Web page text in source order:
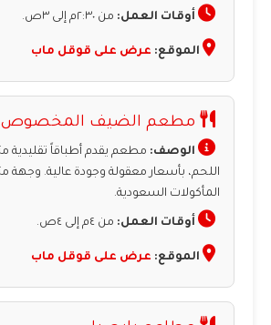
أوقات العمل: من ٢:٣٠م إلى ٣ص.
الموقع: عرض على قوقل ماب
مطعم الضيف المخصوص
الوصف: مطعم يقدم أطباقاً تقليدية
اللحم، بأسعار معقولة وجودة عالية. وجهة
المأكولات السعودية.
أوقات العمل: من ٤م إلى ٤ص.
الموقع: عرض على قوقل ماب